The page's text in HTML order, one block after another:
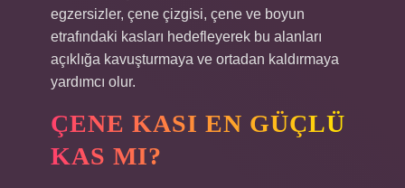
egzersizler, çene çizgisi, çene ve boyun
etrafındaki kasları hedefleyerek bu alanları
açıklığa kavuşturmaya ve ortadan kaldırmaya
yardımcı olur.
ÇENE KASI EN GÜÇLÜ
KAS MI?